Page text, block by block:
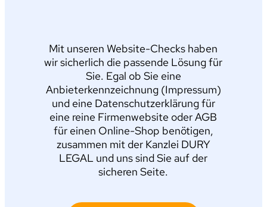
Mit unseren Website-Checks haben
wir sicherlich die passende Lösung für
Sie. Egal ob Sie eine
Anbieterkennzeichnung (Impressum)
und eine Datenschutzerklärung für
eine reine Firmenwebsite oder AGB
für einen Online-Shop benötigen,
zusammen mit der Kanzlei DURY
LEGAL und uns sind Sie auf der
sicheren Seite.